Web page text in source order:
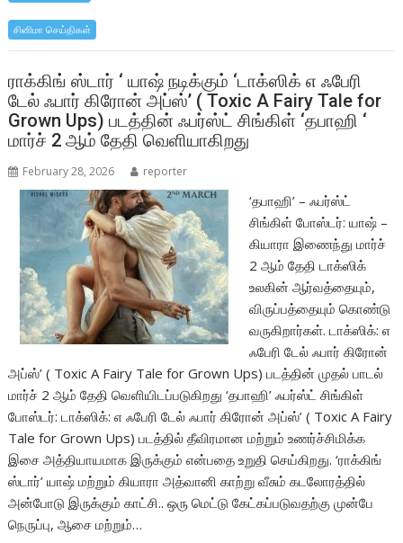
b
o
o
k
er
A
p
p
சினிமா செய்திகள்
ராக்கிங் ஸ்டார் ‘ யாஷ் நடிக்கும் ‘டாக்ஸிக் எ ஃபேரி
டேல் ஃபார் கிரோன் அப்ஸ்’ ( Toxic A Fairy Tale for
Grown Ups) படத்தின் ஃபர்ஸ்ட் சிங்கிள் ‘தபாஹி ‘
மார்ச் 2 ஆம் தேதி வெளியாகிறது
February 28, 2026 reporter
‘தபாஹி’ – ஃபர்ஸ்ட்
சிங்கிள் போஸ்டர்: யாஷ் –
கியாரா இணைந்து மார்ச்
2 ஆம் தேதி டாக்ஸிக்
உலகின் ஆர்வத்தையும்,
விருப்பத்தையும் கொண்டு
வருகிறார்கள். டாக்ஸிக்: எ
ஃபேரி டேல் ஃபார் கிரோன்
அப்ஸ்’ ( Toxic A Fairy Tale for Grown Ups) படத்தின் முதல் பாடல்
மார்ச் 2 ஆம் தேதி வெளியிடப்படுகிறது ‘தபாஹி’ ஃபர்ஸ்ட் சிங்கிள்
போஸ்டர்: டாக்ஸிக்: எ ஃபேரி டேல் ஃபார் கிரோன் அப்ஸ்’ ( Toxic A Fairy
Tale for Grown Ups) படத்தில் தீவிரமான மற்றும் உணர்ச்சிமிக்க
இசை அத்தியாயமாக இருக்கும் என்பதை உறுதி செய்கிறது. ‘ராக்கிங்
ஸ்டார்’ யாஷ் மற்றும் கியாரா அத்வானி காற்று வீசும் கடலோரத்தில்
அன்போடு இருக்கும் காட்சி.. ஒரு மெட்டு கேட்கப்படுவதற்கு முன்பே
நெருப்பு, ஆசை மற்றும்…